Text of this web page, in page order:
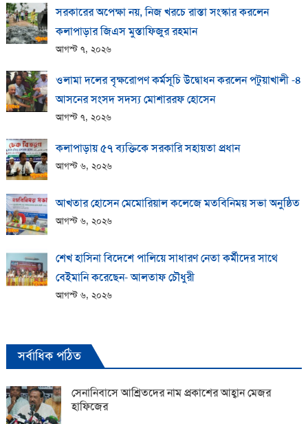
সরকারের অপেক্ষা নয়, নিজ খরচে রাস্তা সংস্কার করলেন
কলাপাড়ার জিএস মুস্তাফিজুর রহমান
আগস্ট ৭, ২০২৬
ওলামা দলের বৃক্ষরোপণ কর্মসূচি উদ্বোধন করলেন পটুয়াখালী -৪
আসনের সংসদ সদস্য মোশাররফ হোসেন
আগস্ট ৭, ২০২৬
কলাপাড়ায় ​৫৭ ব্যক্তিকে সরকারি সহায়তা প্রধান
আগস্ট ৬, ২০২৬
আখতার হোসেন মেমোরিয়াল কলেজে মতবিনিময় সভা অনুষ্ঠিত
আগস্ট ৬, ২০২৬
শেখ হাসিনা বিদেশে পালিয়ে সাধারণ নেতা কর্মীদের সাথে
বেইমানি করেছেন- আলতাফ চৌধুরী
আগস্ট ৬, ২০২৬
সর্বাধিক পঠিত
সেনানিবাসে আশ্রিতদের নাম প্রকাশের আহ্বান মেজর
হাফিজের